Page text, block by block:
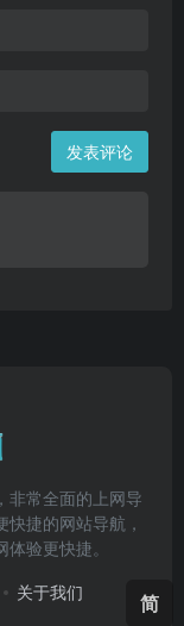
发表评论
非常全面的上网导
捷的网站导航，
验更快捷。
关于我们 简